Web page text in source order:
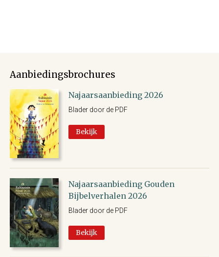
Aanbiedingsbrochures
Najaarsaanbieding 2026
Blader door de PDF
Bekijk
Najaarsaanbieding Gouden
Bijbelverhalen 2026
Blader door de PDF
Bekijk